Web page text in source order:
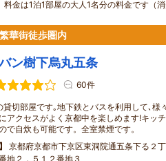
料金は1泊1部屋の大人1名分の料金です（
華街徒歩圏内
ン樹下烏丸五条
60件
貸切部屋です｡地下鉄とバスを利用して､様
アクセスがよく京都中を楽しめます!キッ
で自炊も可能です。全室禁煙です。
京都府京都市下京区東洞院通五条下る２
地２，５１２番地３